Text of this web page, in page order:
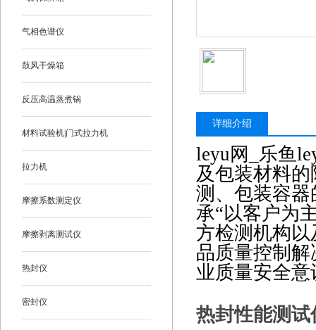
气相色谱仪
鼓风干燥箱
反压高温蒸煮锅
材料试验机|门式拉力机
拉力机
摩擦系数测定仪
摩擦剥离测试仪
热封仪
密封仪
详细介绍
leyu网_乐鱼
及包装材料
测、包装容
承“以客户为
方检测机构
品质量控制
业质量安全
热封性能测